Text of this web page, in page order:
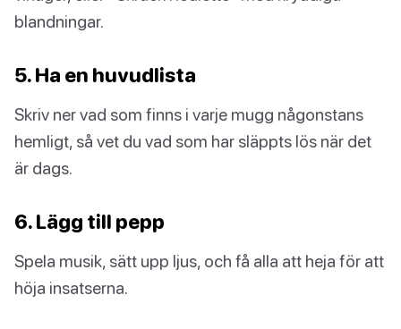
blandningar.
5. Ha en huvudlista
Skriv ner vad som finns i varje mugg någonstans
hemligt, så vet du vad som har släppts lös när det
är dags.
6. Lägg till pepp
Spela musik, sätt upp ljus, och få alla att heja för att
höja insatserna.